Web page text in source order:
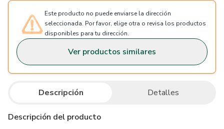
Este producto no puede enviarse la dirección
seleccionada. Por favor, elige otra o revisa los productos
disponibles para tu dirección.
Ver productos similares
Descripción Detalles
Descripción del producto